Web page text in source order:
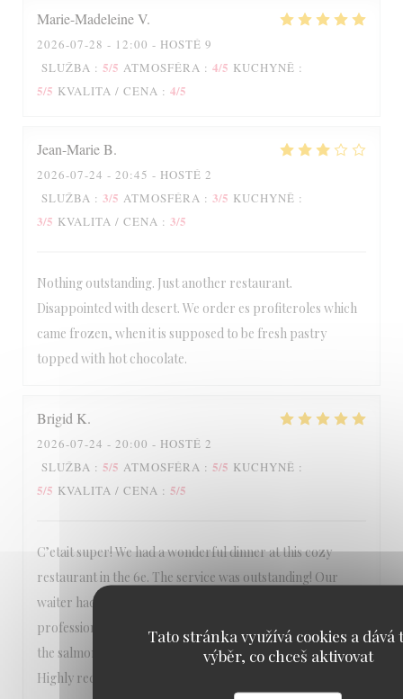
Tato stránka využívá cookies a dává
výběr, co chceš aktivovat
Marie-MadeleineV
2026-07-28 - 12:00 - HOSTÉ 9
SLUŽBA : 5/5 ATMOSFÉRA : 4/5 KUCHYNĚ :
5/5 KVALITA / CENA : 4/5
Jean-MarieB
2026-07-24 - 20:45 - HOSTÉ 2
SLUŽBA : 3/5 ATMOSFÉRA : 3/5 KUCHYNĚ :
3/5 KVALITA / CENA : 3/5
Nothing outstanding. Just another restaurant.
Disappointed with desert. We order es profiteroles which
came frozen, when it is supposed to be fresh pastry
topped with hot chocolate.
Brigid K
2026-07-24 - 20:00 - HOSTÉ 2
SLUŽBA : 5/5 ATMOSFÉRA : 5/5 KUCHYNĚ :
5/5 KVALITA / CENA : 5/5
C’etait super! We had a wonderful dinner at this cozy
restaurant in the 6e. The service was outstanding! Our
waiter had excellent suggestions and was very efficient,
professional, and kind. The food was terrific! We enjoyed
the salmon, haricots vertes, frites, and profiteroles.
Highly recommend!